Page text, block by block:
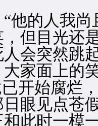
的人我尚
目光还是
会突然跳
面上的
始腐烂，
见点苍假
此时一模